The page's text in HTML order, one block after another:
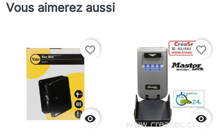
Vous aimerez aussi

favorite_border

favorite_border